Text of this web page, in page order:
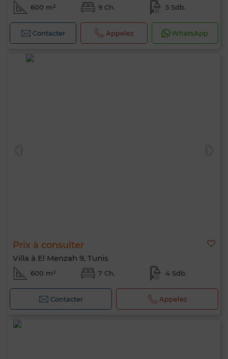
600 m² 9 Ch. 5 Sdb.
Contacter Appelez WhatsApp
Prix à consulter
Villa à El Menzah 9, Tunis
600 m² 7 Ch. 4 Sdb.
Contacter Appelez